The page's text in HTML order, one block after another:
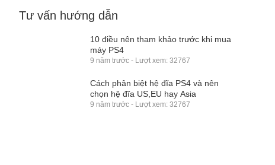
Tư vấn hướng dẫn
10 điều nên tham khảo trước khi mua
máy PS4
9 năm trước - Lượt xem: 32767
Cách phân biệt hệ đĩa PS4 và nên
chọn hệ đĩa US,EU hay Asia
9 năm trước - Lượt xem: 32767